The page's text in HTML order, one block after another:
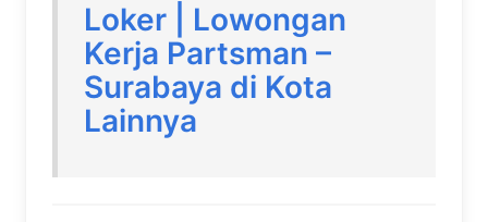
Loker | Lowongan
Kerja Partsman –
Surabaya di Kota
Lainnya